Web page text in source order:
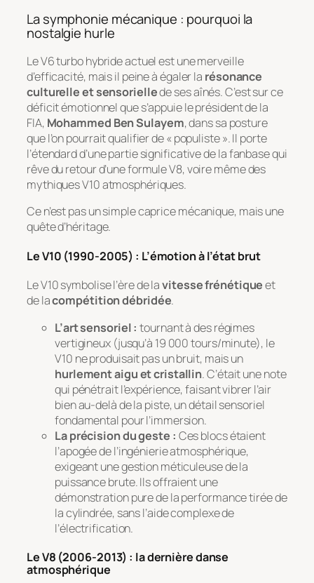
La symphonie mécanique : pourquoi la
nostalgie hurle
Le V6 turbo hybride actuel est une merveille
d’efficacité, mais il peine à égaler la résonance
culturelle et sensoriellede ses aînés. C’est sur ce
déficit émotionnel que s’appuie le président de la
FIA, Mohammed Ben Sulayem, dans sa posture
que l’on pourrait qualifier de « populiste ». Il porte
l’étendard d’une partie significative de lafanbasequi
rêve du retour d’une formule V8, voire même des
mythiques V10 atmosphériques.
Ce n’est pas un simple caprice mécanique, mais une
quête d’héritage.
Le V10 (1990-2005) : L’émotion à l’état brut
Le V10 symbolise l’ère de lavitesse frénétiqueet
de lacompétition débridée.
L’art sensoriel : tournant à des régimes
vertigineux (jusqu’à 19 000 tours/minute), le
V10 ne produisait pas un bruit, mais un
hurlement aigu et cristallin. C’était une note
qui pénétrait l’expérience, faisant vibrer l’air
bien au-delà de la piste, un détail sensoriel
fondamental pour l’immersion.
La précision du geste : Ces blocs étaient
l’apogée de l’ingénierie atmosphérique,
exigeant une gestion méticuleuse de la
puissance brute. Ils offraient une
démonstration pure de la performance tirée de
la cylindrée, sans l’aide complexe de
l’électrification.
Le V8 (2006-2013) : la dernière danse
atmosphérique